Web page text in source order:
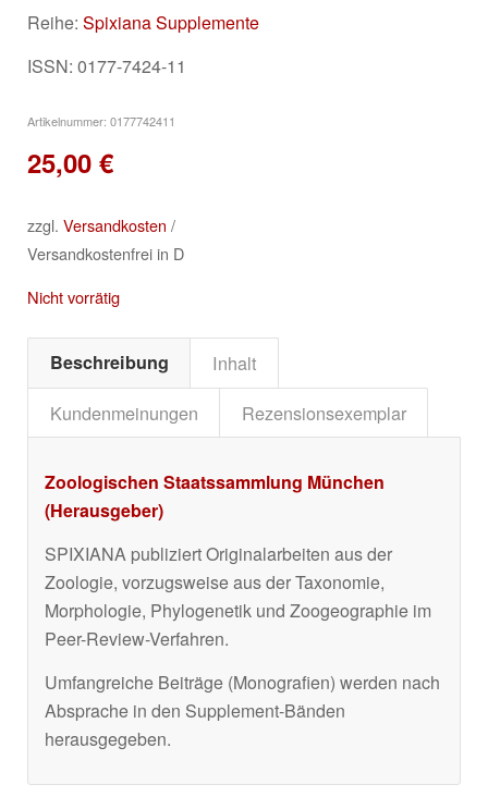
Reihe: Spixiana Supplemente
ISSN: 0177-7424-11
Artikelnummer: 0177742411
25,00 €
zzgl. Versandkosten /
Versandkostenfrei in D
Nicht vorrätig
Beschreibung
Inhalt
Kundenmeinungen
Rezensionsexemplar
Zoologischen Staatssammlung München
(Herausgeber)
SPIXIANA publiziert Originalarbeiten aus der
Zoologie, vorzugsweise aus der Taxonomie,
Morphologie, Phylogenetik und Zoogeographie im
Peer-Review-Verfahren.
Umfangreiche Beiträge (Monografien) werden nach
Absprache in den Supplement-Bänden
herausgegeben.